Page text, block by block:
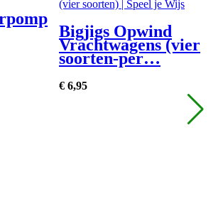
Bigjigs Opwind
Vrachtwagens (vier
soorten-per…
€ 6,95